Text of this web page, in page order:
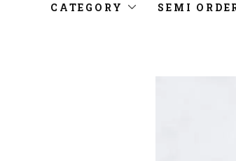
CATEGORY SEMI